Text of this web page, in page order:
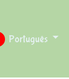
Português